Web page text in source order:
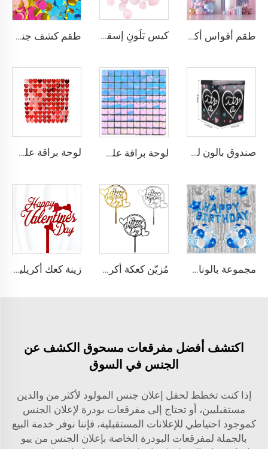
طقم أقواس أكاليل البالونات الوردية والزرقاء، بالونات لاتكس وردية زرقاء مع فواكه ذهبية، ديكورات حفل الكشف عن جنس المولود، احتفالات استقبال المولود الجديد كيس بَلُونِ إسقاطِ تَوينكل تَوينكل نجمة صغيرة لَمُزَادِ الحفلةِ تَوينكل طقم كشف جنس المولود 50 غرام، شرائط ورقية وردية وزرقاء وذهبية، مستلزمات حفل كشف الجنس
صندوق بالون لكشف الجنس اصنعه بنفسك، مستلزمات حفل كشف الجنس، صندوق ورقي لتزيين كشف الجنس، ديكور منزلي لحفل استقبال المولود لوحة براقة على شكل جدار متلألئ، لوحة لامعة للخلفية، خلفية صور مناسبة لتزيين أعياد الميلاد والزفاف والخطوبة وذكرى الزواج لوحة براقة على شكل قلب، جدار متلألئ، لوحة لامعة للخلفية، خلفية صور مناسبة لتزيين أعياد الميلاد والزفاف والخطوبة وذكرى الزواج
مجموعة بالونات قوسية من 65 قطعة، ستارة من البالونات المعدنية بخلفية نجوم لعيد ميلاد سعيد، بالونات من فيلم ألومنيوم لحفلة عيد ميلاد، من المورد مُزيّن كعكة أكريليك ليوم عيد الحب، زينة كعكة حفلة عيد الحب السعيد زينة كعك أكريليك بأسلوب إنستغرام لعيد الحب، مزين كعكة أكريليك للخبز بمناسبة عيد الحب
اكتشف أفضل مفرقعات مسحوق الكشف عن
الجنس في السوق
إذا كنت تخطط لحفل إعلان جنس المولود لأكثر من والدين
مستقبليين، أو تحتاج إلى مفرقعات بودرة لإعلان الجنس
كموجود احتياطي للإعلانات المستقبلية، فإننا نوفر خدمة البيع
بالجملة لمفرقعات البودرة الخاصة بإعلان الجنس من ييو